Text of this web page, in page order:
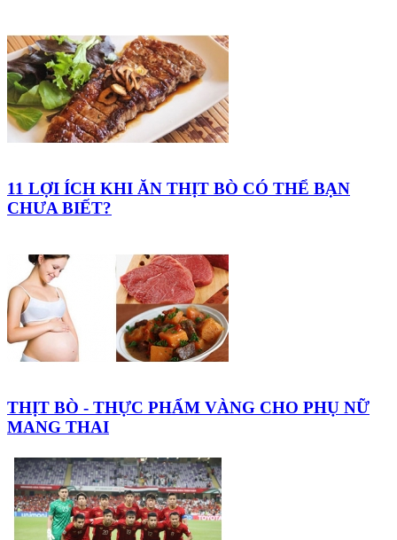
11 LỢI ÍCH KHI ĂN THỊT BÒ CÓ THỂ BẠN
CHƯA BIẾT?
THỊT BÒ - THỰC PHẨM VÀNG CHO PHỤ NỮ
MANG THAI